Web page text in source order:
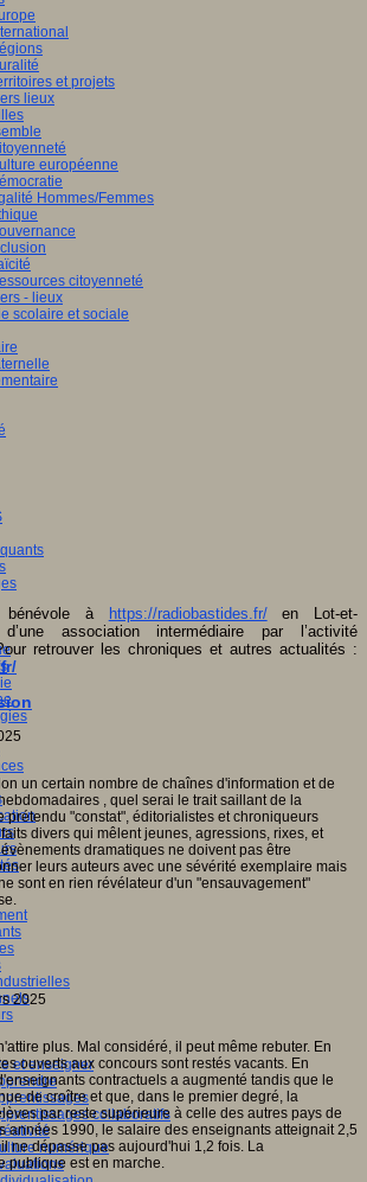
et projets
lieux
européenne
Hommes/Femmes
citoyenneté
- lieux
scolaire et sociale
et enseigner
collaboratifs
numérique
bénévole à https://radiobastides.fr/en Lot-et-
association intermédiaire par l’activité
retrouver les chroniques et autres actualités :
un certain nombre de chaînes d'information et de
, quel serai le trait saillant de la
prétendu "constat", éditorialistes et chroniqueurs
divers qui mêlent jeunes, agressions, rixes, et
dramatiques ne doivent pas être
leurs auteurs avec une sévérité exemplaire mais
sont en rien révélateur d'un "ensauvagement"
2025
plus. Mal considéré, il peut même rebuter. En
ouverts aux concours sont restés vacants. En
contractuels a augmenté tandis que le
de croître et que, dans le premier degré, la
par reste supérieure à celle des autres pays de
années 1990, le salaire des enseignants atteignait 2,5
ne dépasse pas aujourd'hui 1,2 fois. La
publique est en marche.